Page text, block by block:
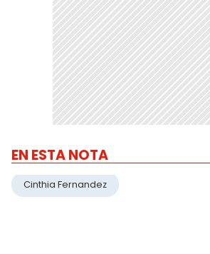
EN ESTA NOTA
Cinthia Fernandez